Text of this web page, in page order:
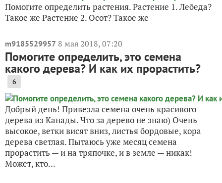
Помогите определить растения. Растение 1. Лебеда?
Такое же Растение 2. Осот? Такое же
m9185529957 8 мая 2018, 07:20
Помогите определить, это семена
какого дерева? И как их прорастить?
6
Добрый день! Привезла семена очень красивого
дерева из Канады. Что за дерево не знаю) Очень
высокое, ветки висят вниз, листья бордовые, кора
дерева светлая. Пытаюсь уже месяц семена
прорастить — и на тряпочке, и в земле — никак!
Может, кто...